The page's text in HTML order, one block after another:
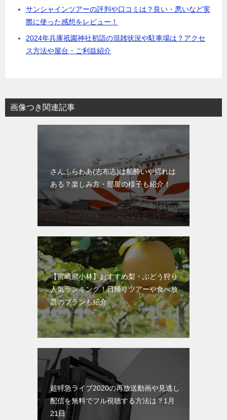
サンシャインツアーの評判や口コミは？良い・悪いなど実
際に使った感想をレビュー！
2024年兵庫祇園神社初詣の混雑状況や駐車場は？アクセ
ス方法や屋台・ご利益紹介
画像つき関連記事
さんふらわあ(志布志)は船酔いや揺れは
ある？楽しみ方・部屋の様子も紹介！
【宮崎県小林】おすすめ梨・ぶどう狩り
人気ランキング！日帰りツアーや食べ放
題のプランも紹介
超特急ライブ2020の再放送動画や見逃し
配信を無料でフル視聴する方法は？1月
21日